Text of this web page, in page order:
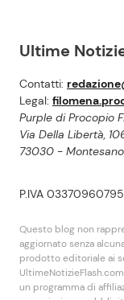
Ultime
Contatti:
Legal:
Purple di Procopio
Via Della Libertà,
73030 -
P.IVA
Questo blog non
aggiornato senza
prodotto editoriale ai
un programma di